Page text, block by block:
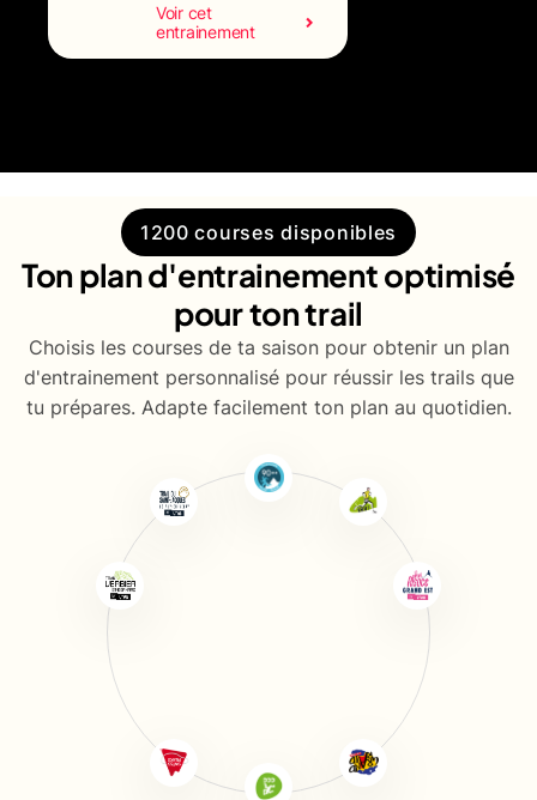
Voir cet
entrainement
1200 courses disponibles
Ton plan d'entrainement optimisé
pour ton trail
Choisis les courses de ta saison pour obtenir un plan
d'entrainement personnalisé pour réussir les trails que
tu prépares. Adapte facilement ton plan au quotidien.